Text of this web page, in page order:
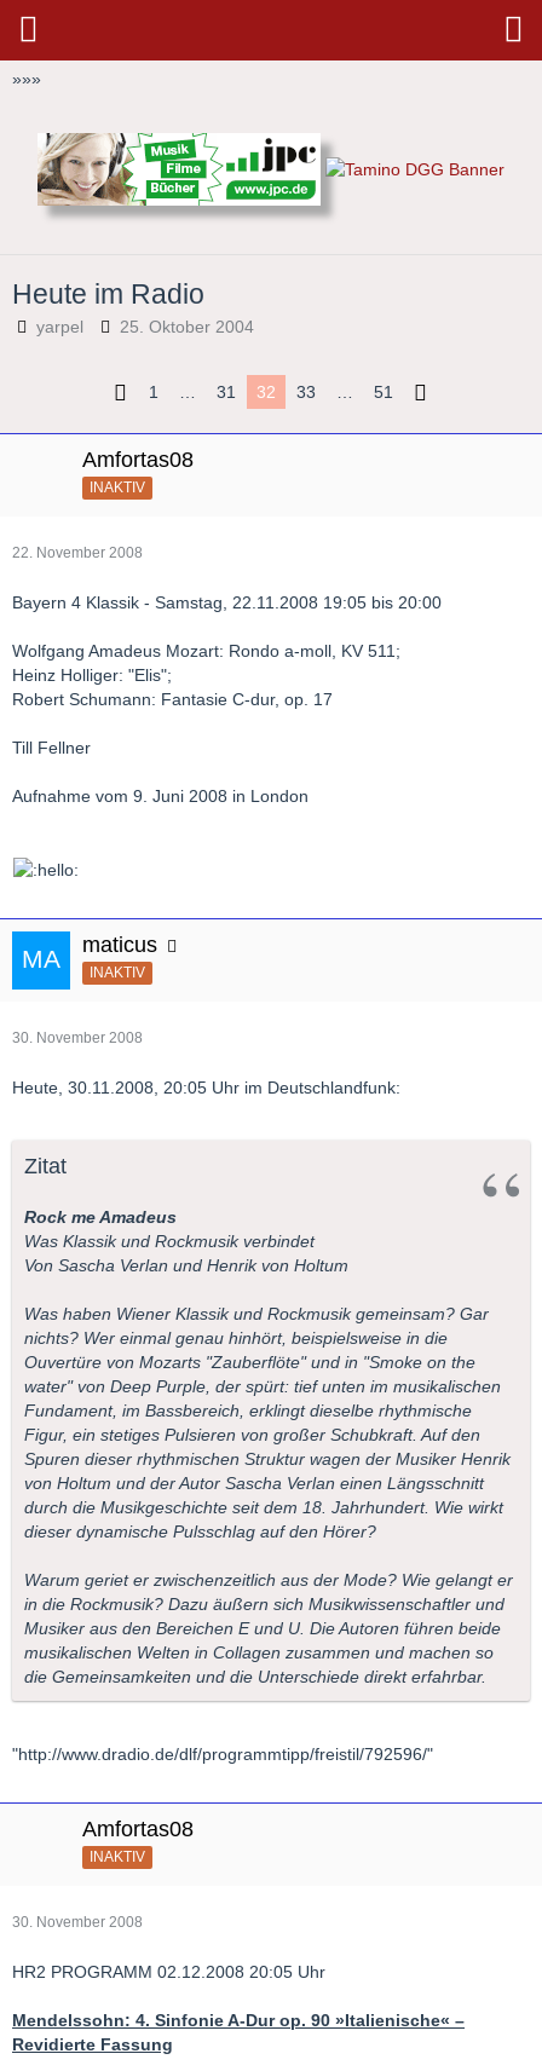
»»»
Heute im Radio
yarpel 25. Oktober 2004
1 31 32 33 51
Amfortas08
INAKTIV
22. November 2008
Bayern 4 Klassik - Samstag, 22.11.2008 19:05 bis 20:00
Wolfgang Amadeus Mozart: Rondo a-moll, KV 511;
Heinz Holliger: "Elis";
Robert Schumann: Fantasie C-dur, op. 17
Till Fellner
Aufnahme vom 9. Juni 2008 in London
maticus
INAKTIV
30. November 2008
Heute, 30.11.2008, 20:05 Uhr im Deutschlandfunk:
Zitat
Rock me Amadeus
Was Klassik und Rockmusik verbindet
Von Sascha Verlan und Henrik von Holtum
Was haben Wiener Klassik und Rockmusik gemeinsam? Gar
nichts? Wer einmal genau hinhört, beispielsweise in die
Ouvertüre von Mozarts "Zauberflöte" und in "Smoke on the
water" von Deep Purple, der spürt: tief unten im musikalischen
Fundament, im Bassbereich, erklingt dieselbe rhythmische
Figur, ein stetiges Pulsieren von großer Schubkraft. Auf den
Spuren dieser rhythmischen Struktur wagen der Musiker Henrik
von Holtum und der Autor Sascha Verlan einen Längsschnitt
durch die Musikgeschichte seit dem 18. Jahrhundert. Wie wirkt
dieser dynamische Pulsschlag auf den Hörer?
Warum geriet er zwischenzeitlich aus der Mode? Wie gelangt er
in die Rockmusik? Dazu äußern sich Musikwissenschaftler und
Musiker aus den Bereichen E und U. Die Autoren führen beide
musikalischen Welten in Collagen zusammen und machen so
die Gemeinsamkeiten und die Unterschiede direkt erfahrbar.
"http://www.dradio.de/dlf/programmtipp/freistil/792596/"
Amfortas08
INAKTIV
30. November 2008
HR2 PROGRAMM 02.12.2008 20:05 Uhr
Mendelssohn: 4. Sinfonie A-Dur op. 90 »Italienische« –
Revidierte Fassung